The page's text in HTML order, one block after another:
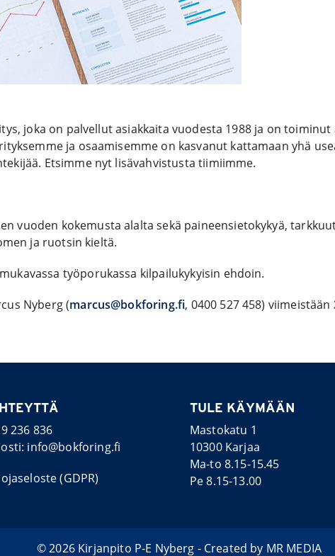
joka on palvellut asiakkaita vuodesta 1988 ja on
ja osaamisemme on kasvanut kattamaan yhä
Etsimme nyt lisävahvistusta tiimiimme.
vuoden kokemusta alalta sekä paineensietokykyä,
ja ruotsin kieltä.
työporukassa kilpailukykyisin ehdoin.
Nyberg (marcus@bokforing.fi, 0400 527 458) viimeistään
236 836
info@bokforing.fi
(GDPR)
TULE KÄYMÄÄN
Mastokatu 1
10300 Karjaa
Ma-to 8.15-15.45
Pe 8.15-13.00
© 2026 Kirjanpito P-E Nyberg - Created by MR MEDIA